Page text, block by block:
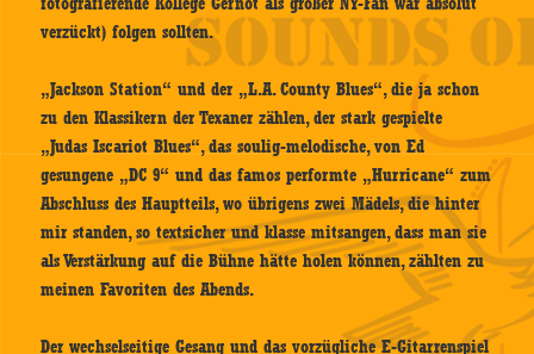
verzückt) folgen sollten.
„Jackson Station“ und der „L.A. County Blues“, die ja schon
zu den Klassikern der Texaner zählen, der stark gespielte
„Judas Iscariot Blues“, das soulig-melodische, von Ed
gesungene „DC 9“ und das famos performte „Hurricane“ zum
Abschluss des Hauptteils, wo übrigens zwei Mädels, die hinter
mir standen, so textsicher und klasse mitsangen, dass man sie
als Verstärkung auf die Bühne hätte holen können, zählten zu
meinen Favoriten des Abends.
Der wechselseitige Gesang und das vorzügliche E-Gitarrenspiel